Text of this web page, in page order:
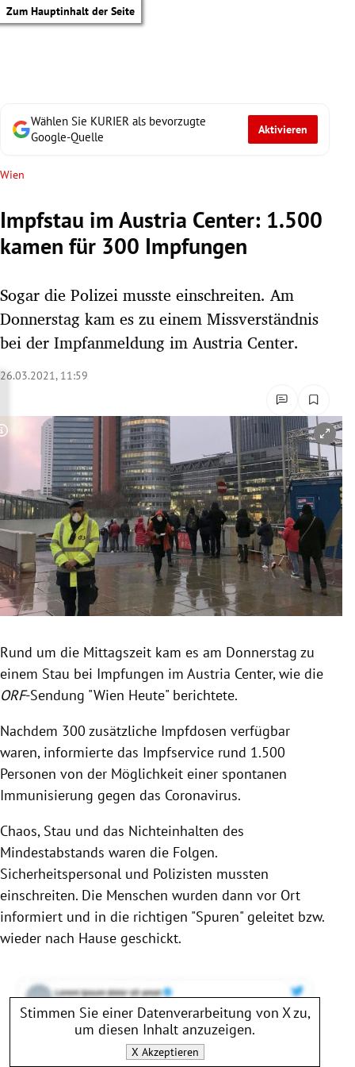
Zum Hauptinhalt der Seite
Untermenü
Untermenü
Untermenü
Untermenü
Untermenü
Untermenü
Untermenü
Untermenü
Wählen Sie KURIER als bevorzugte
Google-Quelle
Aktivieren
Wien
Impfstau im Austria Center: 1.500
kamen für 300 Impfungen
Sogar die Polizei musste einschreiten. Am
Donnerstag kam es zu einem Missverständnis
bei der Impfanmeldung im Austria Center.
26.03.2021, 11:59
Copyright-Hinweis öffnen/schließen
Rund um die Mittagszeit kam es am Donnerstag zu
einem Stau bei Impfungen im Austria Center, wie die
ORF-Sendung "Wien Heute" berichtete.
Nachdem 300 zusätzliche Impfdosen verfügbar
waren, informierte das Impfservice rund 1.500
Personen von der Möglichkeit einer spontanen
Immunisierung gegen das Coronavirus.
Chaos, Stau und das Nichteinhalten des
Mindestabstands waren die Folgen.
Sicherheitspersonal und Polizisten mussten
einschreiten. Die Menschen wurden dann vor Ort
informiert und in die richtigen "Spuren" geleitet bzw.
wieder nach Hause geschickt.
Stimmen Sie einer Datenverarbeitung von Xzu,
um diesen Inhalt anzuzeigen.
X Akzeptieren